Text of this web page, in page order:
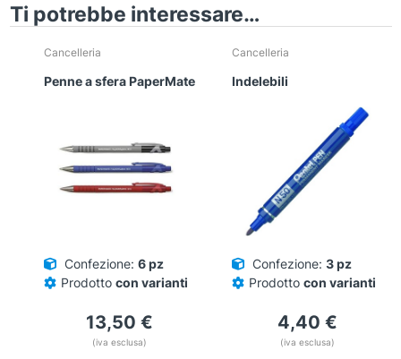
Ti potrebbe interessare…
Cancelleria
Penne a sfera PaperMate
Confezione: 6 pz
Prodotto con varianti
13,50 €
(iva esclusa)
Cancelleria
Indelebili
Confezione: 3 pz
Prodotto con varianti
4,40 €
(iva esclusa)